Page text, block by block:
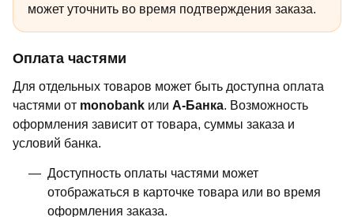
может уточнить во время подтверждения заказа.
Оплата частями
Для отдельных товаров может быть доступна оплата
частями от monobank или А-Банка. Возможность
оформления зависит от товара, суммы заказа и
условий банка.
Доступность оплаты частями может
отображаться в карточке товара или во время
оформления заказа.